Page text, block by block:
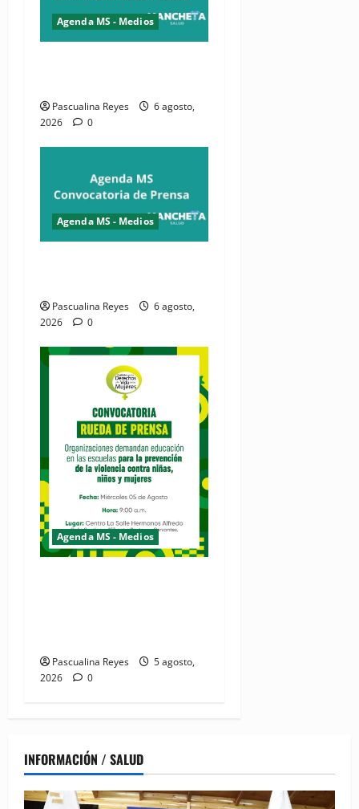
Agenda MS - Medios
Pascualina Reyes
6 agosto,
2026
0
Agenda MS - Medios
Pascualina Reyes
6 agosto,
2026
0
Agenda MS - Medios
Pascualina Reyes
5 agosto,
2026
0
INFORMACIÓN / SALUD